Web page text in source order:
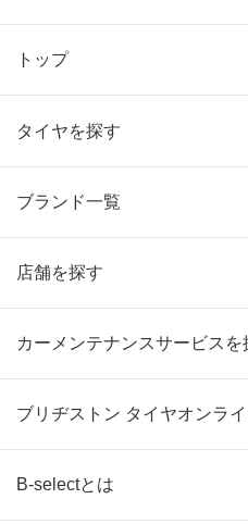
トップ
タイヤを探す
ブランド一覧
店舗を探す
カーメンテナンスサービスを
ブリヂストン タイヤオンラ
B-selectとは